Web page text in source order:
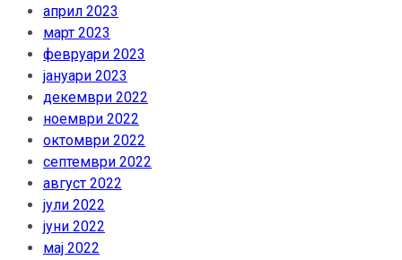
април 2023
март 2023
февруари 2023
јануари 2023
декември 2022
ноември 2022
октомври 2022
септември 2022
август 2022
јули 2022
јуни 2022
мај 2022